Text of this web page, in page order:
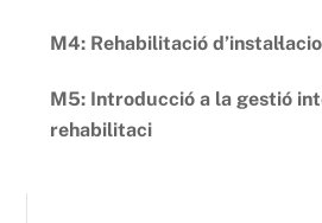
M4: Rehabilitació
M5: Introducció a la gestió
rehabilitaci